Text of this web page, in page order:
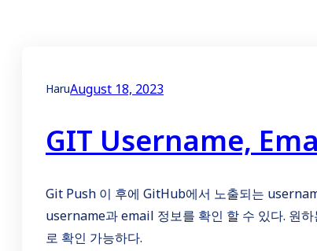
HaruAugust 18, 2023
GIT Username,
Git Push 이 후에 GitHub에서 노출되는
username과 email 정보를 확인 할 수 있다. 원
로 확인 가능하다.